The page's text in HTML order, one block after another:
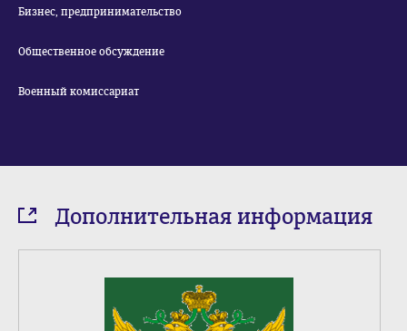
Бизнес, предпринимательство
Общественное обсуждение
Военный комиссариат
Дополнительная информация